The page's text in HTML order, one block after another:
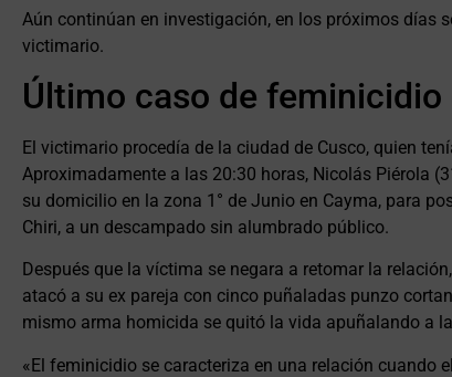
Aún continúan en investigación, en los próximos días
victimario.
Último caso de feminicidio
El victimario procedía de la ciudad de Cusco, quien
Aproximadamente a las 20:30 horas, Nicolás Piérola
su domicilio en la zona 1° de Junio en Cayma, para
Chiri, a un descampado sin alumbrado público.
Después que la víctima se negara a retomar la
atacó a su ex pareja con cinco puñaladas punzo
mismo arma homicida se quitó la vida apuñalando a
«El feminicidio se caracteriza en una relación cuando